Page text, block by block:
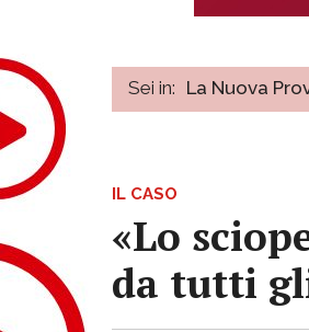
Sei in: La Nuova
IL CASO
«Lo
da tutti